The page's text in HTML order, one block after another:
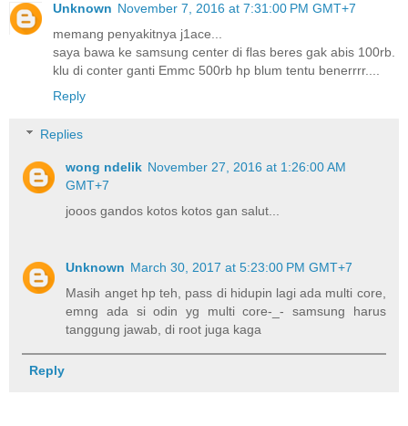
Unknown November 7, 2016 at 7:31:00 PM GMT+7
memang penyakitnya j1ace...
saya bawa ke samsung center di flas beres gak abis 100rb.
klu di conter ganti Emmc 500rb hp blum tentu benerrrr....
Reply
Replies
wong ndelik November 27, 2016 at 1:26:00 AM
GMT+7
jooos gandos kotos kotos gan salut...
Unknown March 30, 2017 at 5:23:00 PM GMT+7
Masih anget hp teh, pass di hidupin lagi ada multi core,
emng ada si odin yg multi core-_- samsung harus
tanggung jawab, di root juga kaga
Reply